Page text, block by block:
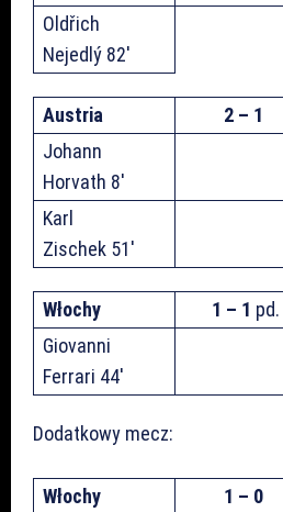
Oldřich
Nejedlý 82′
Austria 2 – 1
Johann
Horvath 8′
Karl
Zischek 51′
Włochy 1 – 1 pd.
Giovanni
Ferrari 44′
Dodatkowy mecz:
Włochy 1 – 0